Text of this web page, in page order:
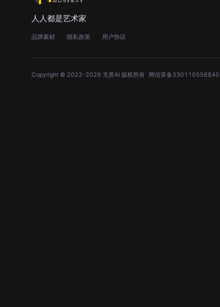
人人都是艺术家
品牌素材 隐私政策 用户协议
Copyright © 2022-2026 无界AI 版权所有 网信算备